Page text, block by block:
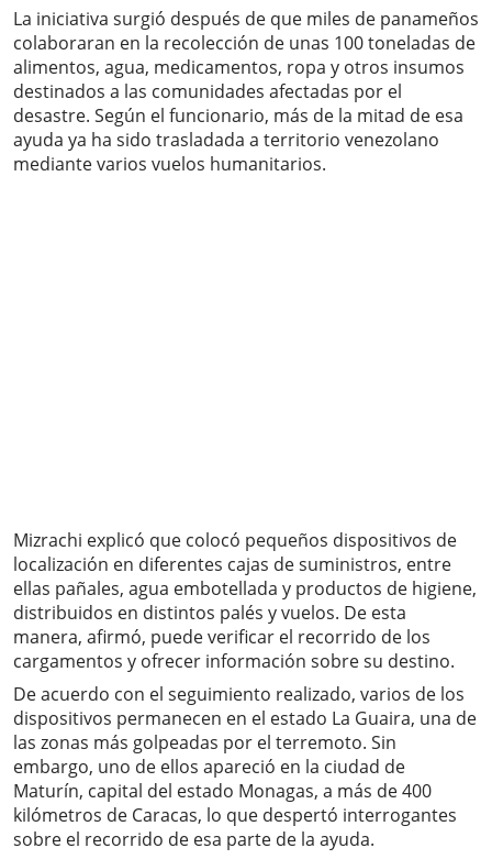
La iniciativa surgió después de que miles de panameños
colaboraran en la recolección de unas 100 toneladas de
alimentos, agua, medicamentos, ropa y otros insumos
destinados a las comunidades afectadas por el
desastre. Según el funcionario, más de la mitad de esa
ayuda ya ha sido trasladada a territorio venezolano
mediante varios vuelos humanitarios.
Mizrachi explicó que colocó pequeños dispositivos de
localización en diferentes cajas de suministros, entre
ellas pañales, agua embotellada y productos de higiene,
distribuidos en distintos palés y vuelos. De esta
manera, afirmó, puede verificar el recorrido de los
cargamentos y ofrecer información sobre su destino.
De acuerdo con el seguimiento realizado, varios de los
dispositivos permanecen en el estado La Guaira, una de
las zonas más golpeadas por el terremoto. Sin
embargo, uno de ellos apareció en la ciudad de
Maturín, capital del estado Monagas, a más de 400
kilómetros de Caracas, lo que despertó interrogantes
sobre el recorrido de esa parte de la ayuda.